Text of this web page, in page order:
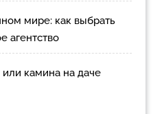
мире: как выбрать
агентство
камина на даче